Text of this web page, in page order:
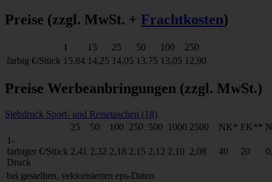
Preise (zzgl. MwSt. + Frachtkosten)
1 15 25 50 100
250
farbig €/Stück 15,84 14,25 14,05 13,75 13,05 12,90
Preise Werbeanbringungen (zzgl. MwSt.)
Siebdruck Sport- und Reisetaschen (18)
25
50 100 250 500 1000 2500 NK* FK**
1-
farbiger
Druck
€/Stück 2,41 2,32 2,18 2,15 2,12 2,10 2,08 40 20
bei gestellten, vektorisierten eps-Daten